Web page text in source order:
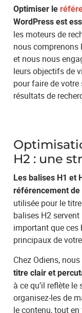
Optimiser le
WordPress est
les moteurs de
nous comprenons
et nous nous
leurs objectifs de
pour faire de votre
résultats de
H2 : une
Les balises H1 et
référencement
utilisée pour le
balises H2
important que ces
principaux de
Chez Odiens,
titre clair et
à ce qu’il reflète
organisez-les de
le contenu, tout